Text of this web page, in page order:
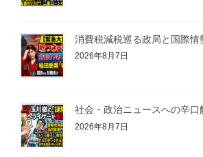
消費税減税巡る政局と国際情
2026年8月7日
社会・政治ニュースへの辛口
2026年8月7日